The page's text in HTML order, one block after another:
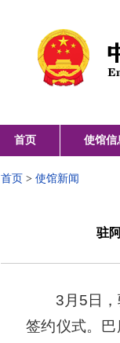
首页 使馆信
首页 > 使馆新闻
驻
3月5日
签约仪式。